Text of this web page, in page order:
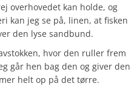
overhovedet kan holde, og
kan jeg se på, linen, at fisken
den lyse sandbund.
hvor den ruller frem
går hen bag den og giver den
helt op på det tørre.